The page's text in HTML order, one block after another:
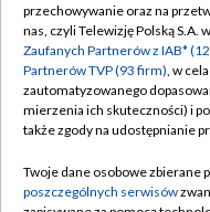
Abonament TVP
Emisja w TVP
Centrum informacji
Naziemna Telewizja
Rada Programowa
przechowywanie oraz na
nas, czyli Telewizję Polską S.A.
Zaufanych Partnerów z IAB*
Partnerów TVP (93 firm), w
zautomatyzowanego
mierzenia ich skuteczności) i
także zgody na udostępnianie
Twoje dane osobowe zbierane
poszczególnych serwisów